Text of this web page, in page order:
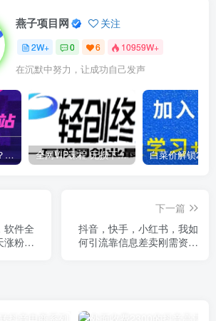
燕子项目网 关注
2W+ 0 6 10959W+
在沉默中努力，让成功自己发声
你还在到处找项目？还在当韭菜？我靠卖项目一个月收入5万+，曾经我也是个失败者。 全网VIP课程 无损下载~
软件全
涨粉
下一篇
抖音，快手，小红书，我如
何引流靠信息差卖刚需资料